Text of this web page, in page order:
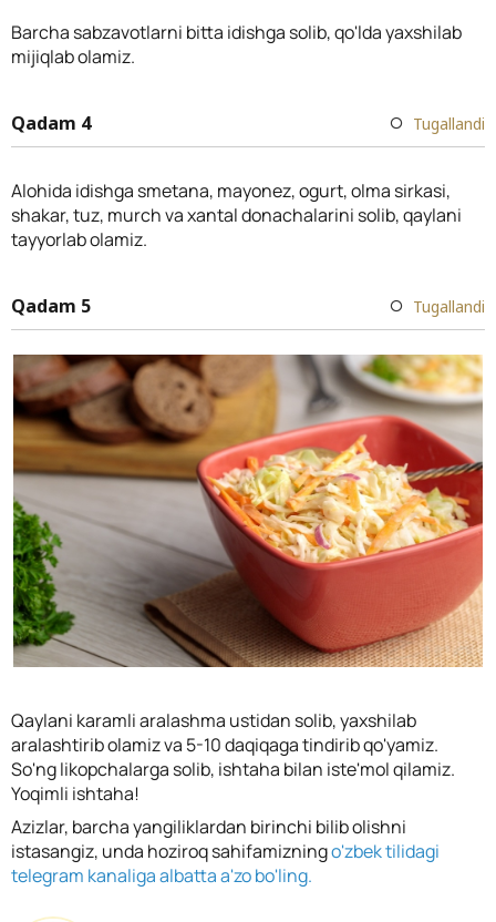
Barcha sabzavotlarni bitta idishga solib, qo'lda yaxshilab
mijiqlab olamiz.
Qadam 4 Tugallandi
Alohida idishga smetana, mayonez, ogurt, olma sirkasi,
shakar, tuz, murch va xantal donachalarini solib, qaylani
tayyorlab olamiz.
Qadam 5 Tugallandi
Qaylani karamli aralashma ustidan solib, yaxshilab
aralashtirib olamiz va 5-10 daqiqaga tindirib qo'yamiz.
So'ng likopchalarga solib, ishtaha bilan iste'mol qilamiz.
Yoqimli ishtaha!
Azizlar, barcha yangiliklardan birinchi bilib olishni
istasangiz, unda hoziroq sahifamizningo'zbek tilidagi
telegram kanaliga albatta a'zo bo'ling.